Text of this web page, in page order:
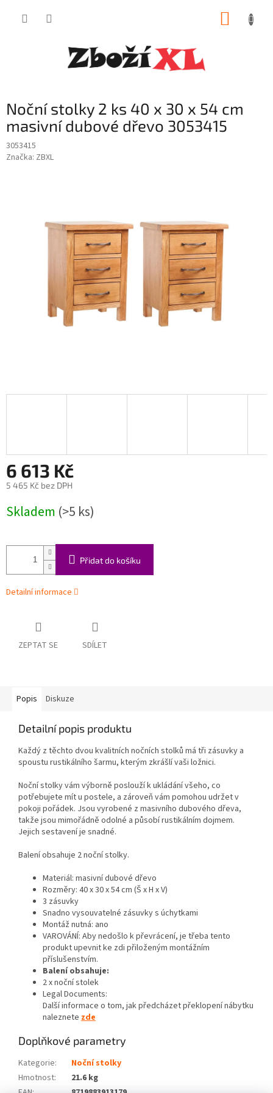
Noční stolky 2 ks 40 x 30 x 54 cm
masivní dubové dřevo 3053415
3053415
Značka: ZBXL
6 613 Kč
5 465 Kč bez DPH
cena:
Skladem (>5 ks)
Přidat do košíku
Detailní informace
ZEPTAT SE SDÍLET
Popis Diskuze
Detailní popis produktu
Každý z těchto dvou kvalitních nočních stolků má tři zásuvky a
spoustu rustikálního šarmu, kterým zkrášlí vaši ložnici.
Noční stolky vám výborně poslouží k ukládání všeho, co
potřebujete mít u postele, a zároveň vám pomohou udržet v
pokoji pořádek. Jsou vyrobené z masivního dubového dřeva,
takže jsou mimořádně odolné a působí rustikálním dojmem.
Jejich sestavení je snadné.
Balení obsahuje 2 noční stolky.
Materiál: masivní dubové dřevo
Rozměry: 40 x 30 x 54 cm (Š x H x V)
3 zásuvky
Snadno vysouvatelné zásuvky s úchytkami
Montáž nutná: ano
VAROVÁNÍ: Aby nedošlo k převrácení, je třeba tento
produkt upevnit ke zdi přiloženým montážním
příslušenstvím.
Balení obsahuje:
2 x noční stolek
Legal Documents:
Další informace o tom, jak předcházet překlopení nábytku
naleznete zde
Doplňkové parametry
Kategorie:
Noční stolky
Hmotnost:
21.6 kg